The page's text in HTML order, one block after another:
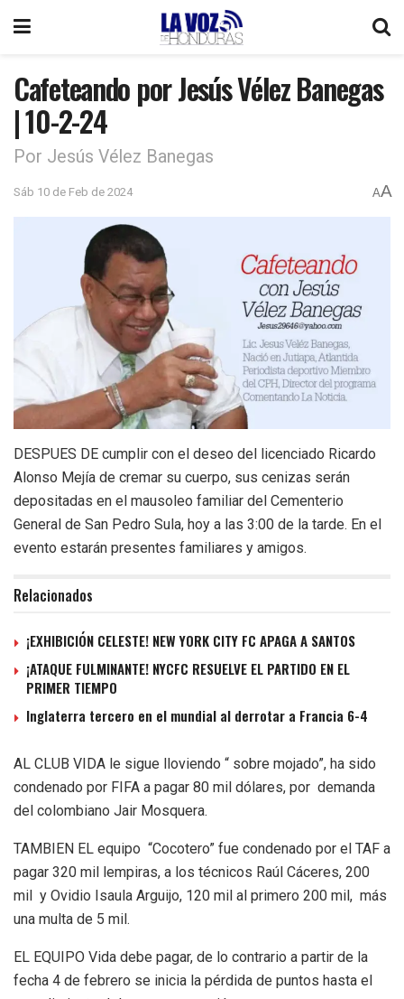
Cafeteando por Jesús Vélez Banegas
| 10-2-24
Por Jesús Vélez Banegas
Sáb 10 de Feb de 2024 AA
DESPUES DE cumplir con el deseo del licenciado Ricardo
Alonso Mejía de cremar su cuerpo, sus cenizas serán
depositadas en el mausoleo familiar del Cementerio
General de San Pedro Sula, hoy a las 3:00 de la tarde. En el
evento estarán presentes familiares y amigos.
Relacionados
¡EXHIBICIÓN CELESTE! NEW YORK CITY FC APAGA A SANTOS
¡ATAQUE FULMINANTE! NYCFC RESUELVE EL PARTIDO EN EL
PRIMER TIEMPO
Inglaterra tercero en el mundial al derrotar a Francia 6-4
AL CLUB VIDA le sigue lloviendo “ sobre mojado”, ha sido
condenado por FIFA a pagar 80 mil dólares, por demanda
del colombiano Jair Mosquera.
TAMBIEN EL equipo “Cocotero” fue condenado por el TAF a
pagar 320 mil lempiras, a los técnicos Raúl Cáceres, 200
mil y Ovidio Isaula Arguijo, 120 mil al primero 200 mil, más
una multa de 5 mil.
EL EQUIPO Vida debe pagar, de lo contrario a partir de la
fecha 4 de febrero se inicia la pérdida de puntos hasta el